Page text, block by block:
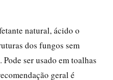
natural, ácido o
dos fungos sem
ser usado em toalhas
geral é